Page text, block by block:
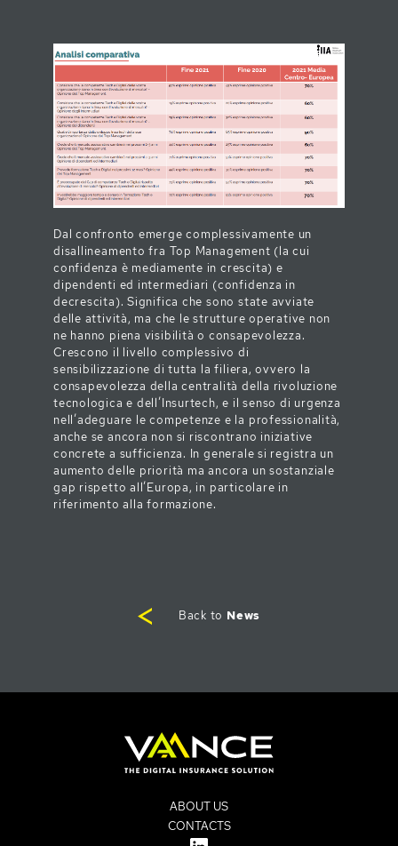
Dal confronto emerge complessivamente un
disallineamento fra Top Management (la cui
confidenza è mediamente in crescita) e
dipendenti ed intermediari (confidenza in
decrescita). Significa che sono state avviate
delle attività, ma che le strutture operative non
ne hanno piena visibilità o consapevolezza.
Crescono il livello complessivo di
sensibilizzazione di tutta la filiera, ovvero la
consapevolezza della centralità della rivoluzione
tecnologica e dell’Insurtech, e il senso di urgenza
nell’adeguare le competenze e la professionalità,
anche se ancora non si riscontrano iniziative
concrete a sufficienza. In generale si registra un
aumento delle priorità ma ancora un sostanziale
gap rispetto all’Europa, in particolare in
riferimento alla formazione.
Back to News
ABOUT US
CONTACTS